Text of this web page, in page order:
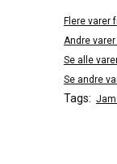
Flere varer
Andre
Se alle
Se andre
Tags: